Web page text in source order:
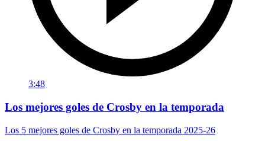
3:48
Los mejores goles de Crosby en la temporada
Los 5 mejores goles de Crosby en la temporada 2025-26